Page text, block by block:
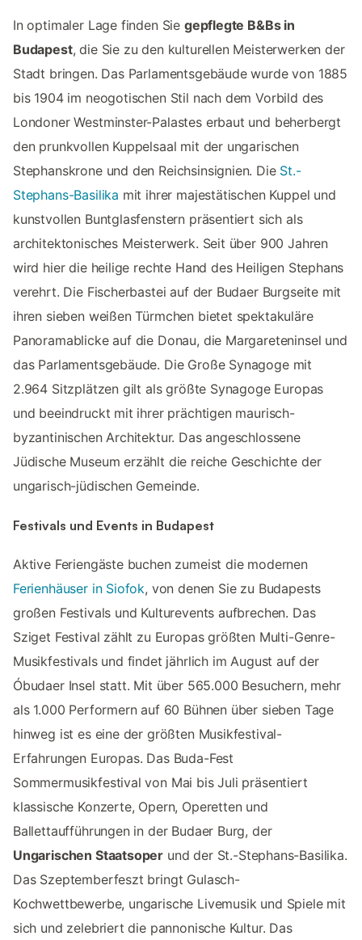
In optimaler Lage finden Sie gepflegte B&Bs in
Budapest, die Sie zu den kulturellen Meisterwerken der
Stadt bringen. Das Parlamentsgebäude wurde von 1885
bis 1904 im neogotischen Stil nach dem Vorbild des
Londoner Westminster-Palastes erbaut und beherbergt
den prunkvollen Kuppelsaal mit der ungarischen
Stephanskrone und den Reichsinsignien. Die St.-
Stephans-Basilika mit ihrer majestätischen Kuppel und
kunstvollen Buntglasfenstern präsentiert sich als
architektonisches Meisterwerk. Seit über 900 Jahren
wird hier die heilige rechte Hand des Heiligen Stephans
verehrt. Die Fischerbastei auf der Budaer Burgseite mit
ihren sieben weißen Türmchen bietet spektakuläre
Panoramablicke auf die Donau, die Margareteninsel und
das Parlamentsgebäude. Die Große Synagoge mit
2.964 Sitzplätzen gilt als größte Synagoge Europas
und beeindruckt mit ihrer prächtigen maurisch-
byzantinischen Architektur. Das angeschlossene
Jüdische Museum erzählt die reiche Geschichte der
ungarisch-jüdischen Gemeinde.
Festivals und Events in Budapest
Aktive Feriengäste buchen zumeist die modernen
Ferienhäuser in Siofok, von denen Sie zu Budapests
großen Festivals und Kulturevents aufbrechen. Das
Sziget Festival zählt zu Europas größten Multi-Genre-
Musikfestivals und findet jährlich im August auf der
Óbudaer Insel statt. Mit über 565.000 Besuchern, mehr
als 1.000 Performern auf 60 Bühnen über sieben Tage
hinweg ist es eine der größten Musikfestival-
Erfahrungen Europas. Das Buda-Fest
Sommermusikfestival von Mai bis Juli präsentiert
klassische Konzerte, Opern, Operetten und
Ballettaufführungen in der Budaer Burg, der
Ungarischen Staatsoper und der St.-Stephans-Basilika.
Das Szeptemberfeszt bringt Gulasch-
Kochwettbewerbe, ungarische Livemusik und Spiele mit
sich und zelebriert die pannonische Kultur. Das